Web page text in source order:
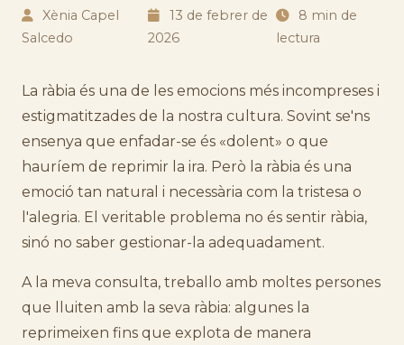
Xènia Capel
Salcedo
13 de febrer de
2026
8 min de
lectura
La ràbia és una de les emocions més incompreses i
estigmatitzades de la nostra cultura. Sovint se'ns
ensenya que enfadar-se és «dolent» o que
hauríem de reprimir la ira. Però la ràbia és una
emoció tan natural i necessària com la tristesa o
l'alegria. El veritable problema no és sentir ràbia,
sinó no saber gestionar-la adequadament.
A la meva consulta, treballo amb moltes persones
que lluiten amb la seva ràbia: algunes la
reprimeixen fins que explota de manera